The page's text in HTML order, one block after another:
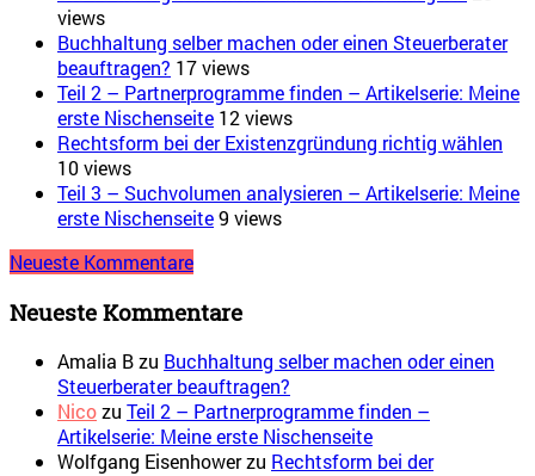
views
Buchhaltung selber machen oder einen Steuerberater
beauftragen? 17 views
Teil 2 – Partnerprogramme finden – Artikelserie: Meine
erste Nischenseite 12 views
Rechtsform bei der Existenzgründung richtig wählen
10 views
Teil 3 – Suchvolumen analysieren – Artikelserie: Meine
erste Nischenseite9 views
Neueste Kommentare
Neueste Kommentare
Amalia Bzu Buchhaltung selber machen oder einen
Steuerberater beauftragen?
Nicozu Teil 2 – Partnerprogramme finden –
Artikelserie: Meine erste Nischenseite
Wolfgang Eisenhowerzu Rechtsform bei der